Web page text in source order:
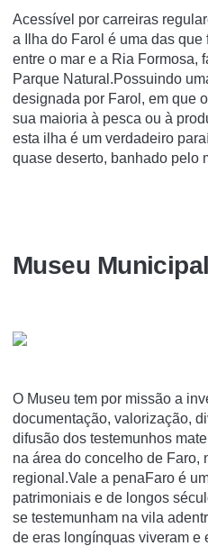
Acessível por carreiras
a Ilha do Farol é uma das que
entre o mar e a Ria Formosa,
Parque Natural.Possuindo
designada por Farol, em que
sua maioria à pesca ou à
esta ilha é um verdadeiro
quase deserto, banhado pelo
Museu
O Museu tem por missão a
documentação, valorização,
difusão dos testemunhos
na área do concelho de Faro,
regional.Vale a penaFaro é
patrimoniais e de longos
se testemunham na vila
de eras longínquas viveram e